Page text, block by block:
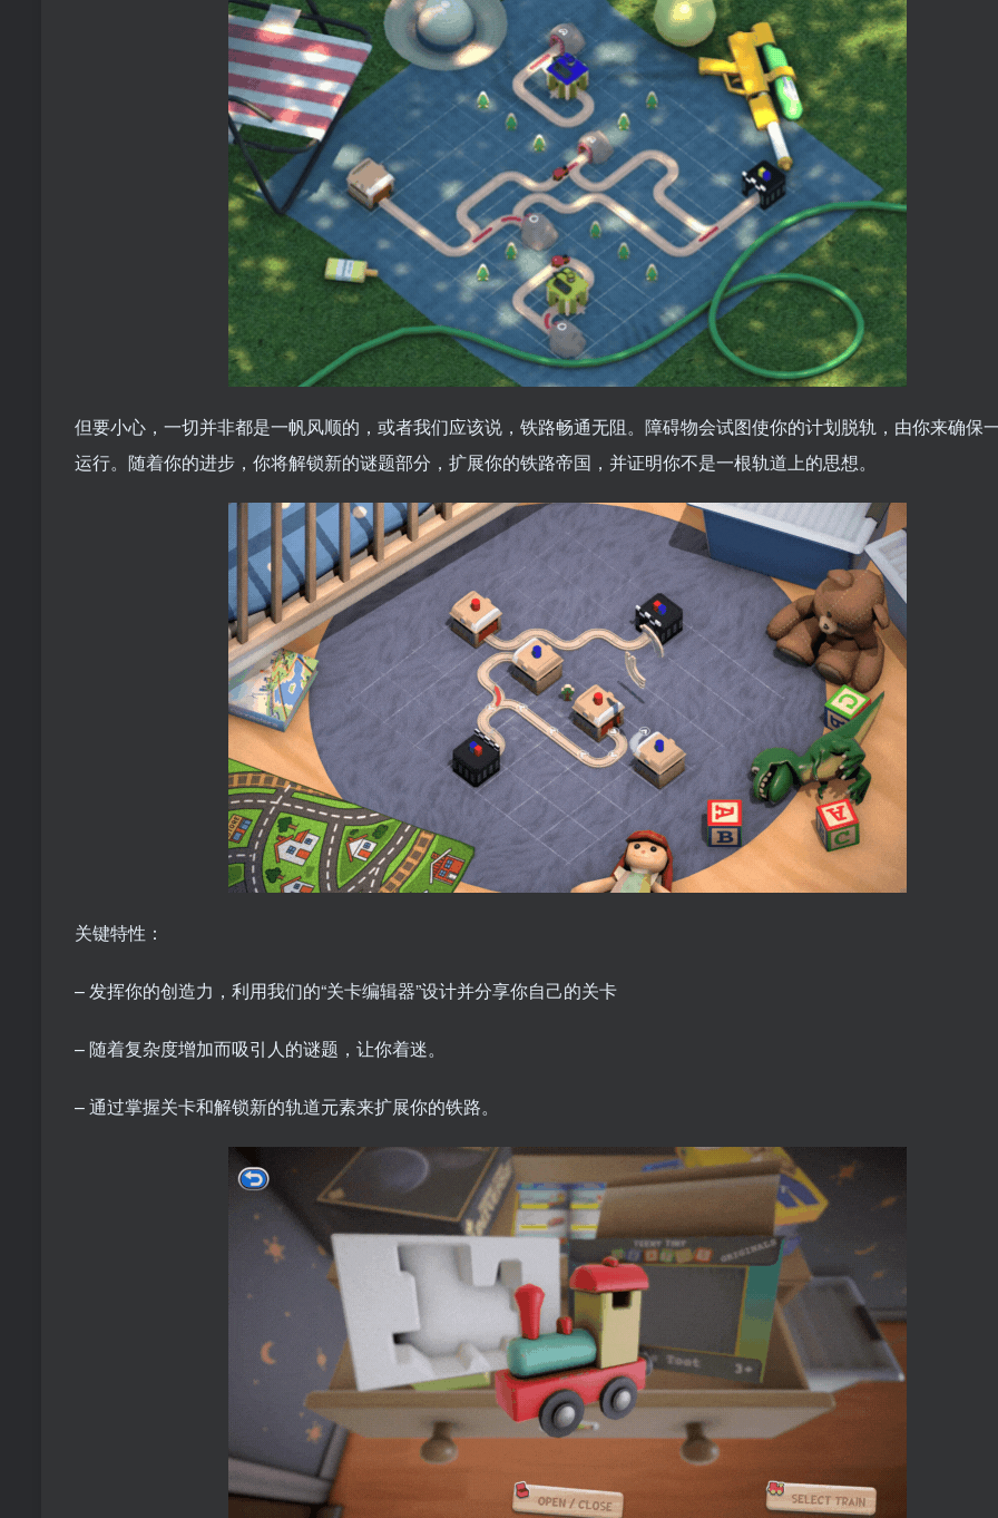
但要小心，一切并非都是一帆风顺的，或者我们应该说，铁路畅通无阻。障碍物会试图使你的计划脱轨，由你来确保
运行。随着你的进步，你将解锁新的谜题部分，扩展你的铁路帝国，并证明你不是一根轨道上的思想。
关键特性：
– 发挥你的创造力，利用我们的“关卡编辑器”设计并分享你自己的关卡
– 随着复杂度增加而吸引人的谜题，让你着迷。
– 通过掌握关卡和解锁新的轨道元素来扩展你的铁路。